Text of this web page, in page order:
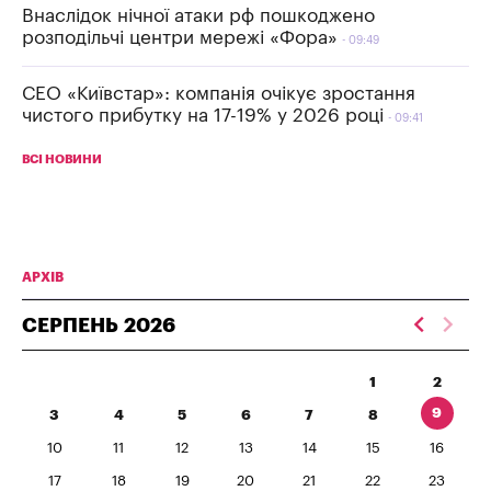
Внаслідок нічної атаки рф пошкоджено
розподільчі центри мережі «Фора»
09:49
СЕО «Київстар»: компанія очікує зростання
чистого прибутку на 17-19% у 2026 році
09:41
ВСІ НОВИНИ
АРХІВ
СЕРПЕНЬ 2026
1 2
3 4 5 6 7 8 9
10 11 12 13 14 15 16
17 18 19 20 21 22 23